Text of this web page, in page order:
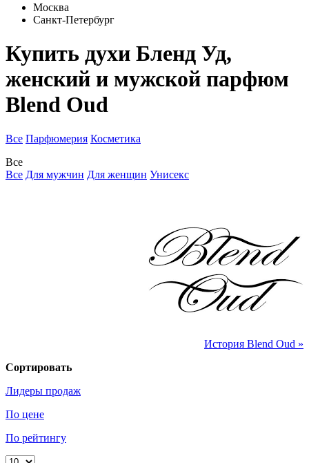
Москва
Санкт-Петербург
Купить духи Бленд Уд,
женский и мужской парфюм
Blend Oud
Все Парфюмерия Косметика
Все
Все Для мужчин Для женщин Унисекс
История Blend Oud »
Сортировать
Лидеры продаж
По цене
По рейтингу